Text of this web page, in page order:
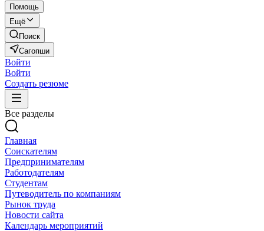
Помощь
Ещё
Поиск
Сагопши
Войти
Войти
Создать резюме
Все разделы
Главная
Соискателям
Предпринимателям
Работодателям
Студентам
Путеводитель по компаниям
Рынок труда
Новости сайта
Календарь мероприятий